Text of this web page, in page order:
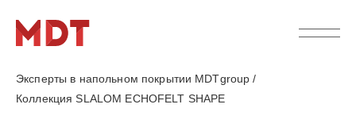
Эксперты в напольном покрытии MDTgroup /
Коллекция SLALOM ECHOFELT SHAPE